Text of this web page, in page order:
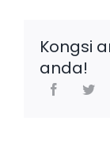
Kongsi
anda!